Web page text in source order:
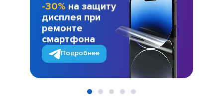
-30% на защиту
дисплея при
ремонте
смартфона
Подробнее